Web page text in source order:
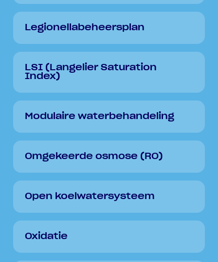
Legionellabeheersplan
LSI (Langelier Saturation
Index)
Modulaire waterbehandeling
Omgekeerde osmose (RO)
Open koelwatersysteem
Oxidatie